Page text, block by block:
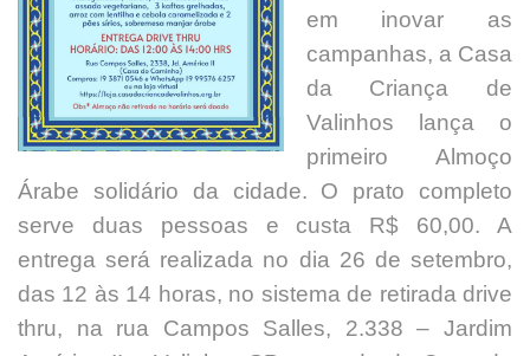
em inovar as
campanhas, a Casa
da Criança de
Valinhos lança o
primeiro Almoço
Árabe solidário da cidade. O prato completo
serve duas pessoas e custa R$ 60,00. A
entrega será realizada no dia 26 de setembro,
das 12 às 14 horas, no sistema de retirada drive
thru, na rua Campos Salles, 2.338 – Jardim